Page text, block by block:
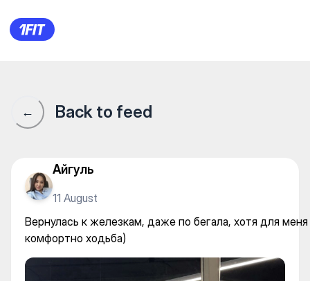
Вернулась к железкам,
← Back to feed
Айгуль
11 August
Вернулась к железкам, даже по бегала, хотя для меня
комфортно ходьба)